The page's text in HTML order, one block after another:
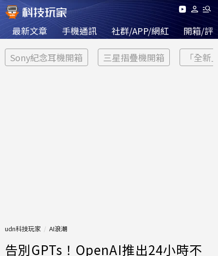
最新文章 手機通訊 社群/APP/網紅 開箱/評
Sony紀念耳機開箱 三星摺疊機開箱 「全新
udn科技玩家 AI浪潮
告別GPTs！OpenAI推出24小時不